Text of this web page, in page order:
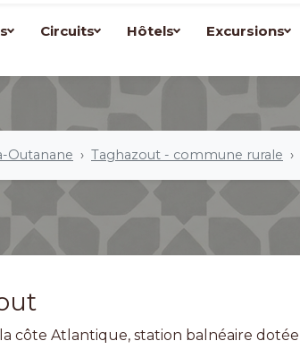
Circuits Hôtels Excursions
Outanane Taghazout - commune rurale
côte Atlantique, station balnéaire dotée